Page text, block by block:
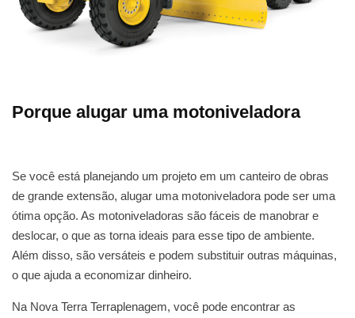
Porque alugar uma motoniveladora
Se você está planejando um projeto em um canteiro de obras
de grande extensão, alugar uma motoniveladora pode ser uma
ótima opção. As motoniveladoras são fáceis de manobrar e
deslocar, o que as torna ideais para esse tipo de ambiente.
Além disso, são versáteis e podem substituir outras máquinas,
o que ajuda a economizar dinheiro.
Na Nova Terra Terraplenagem, você pode encontrar as